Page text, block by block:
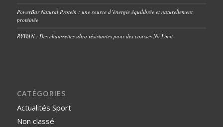
PowerBar Natural Protein : une source d’énergie équilibrée et naturellement
protéinée
RYWAN : Des chaussettes ultra résistantes pour des courses No Limit
CATÉGORIES
Actualités Sport
Non classé